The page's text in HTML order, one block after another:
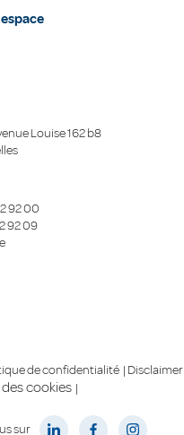
Louise 162 b8
92 00
92 09
de confidentialité | Disclaimer
cookies |
sur